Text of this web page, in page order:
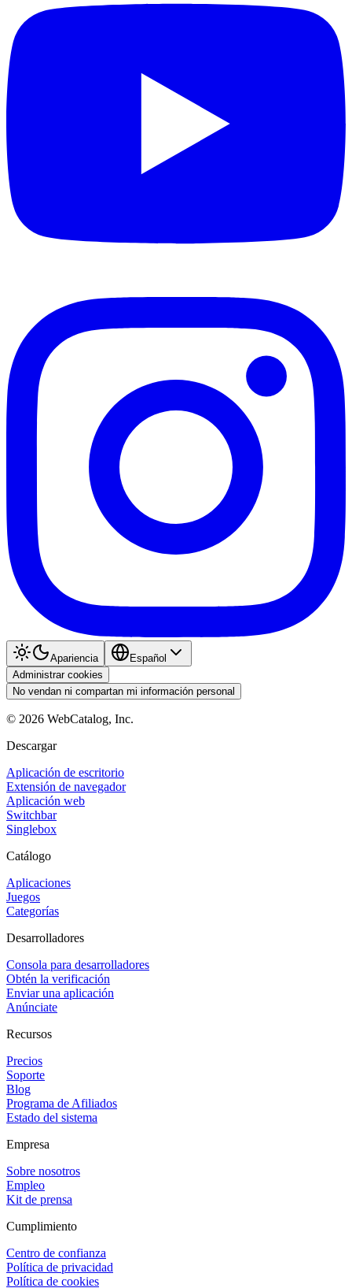
Apariencia
Español
Administrar cookies
No vendan ni compartan mi información personal
© 2026 WebCatalog, Inc.
Descargar
Aplicación de escritorio
Extensión de navegador
Aplicación web
Switchbar
Singlebox
Catálogo
Aplicaciones
Juegos
Categorías
Desarrolladores
Consola para desarrolladores
Obtén la verificación
Enviar una aplicación
Anúnciate
Recursos
Precios
Soporte
Blog
Programa de Afiliados
Estado del sistema
Empresa
Sobre nosotros
Empleo
Kit de prensa
Cumplimiento
Centro de confianza
Política de privacidad
Política de cookies